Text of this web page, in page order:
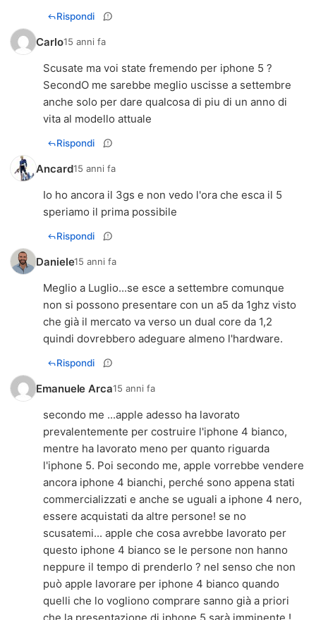
Rispondi
Carlo15 anni fa
Scusate ma voi state fremendo per iphone 5 ?
SecondO me sarebbe meglio uscisse a settembre
anche solo per dare qualcosa di piu di un anno di
vita al modello attuale
Rispondi
Ancard15 anni fa
Io ho ancora il 3gs e non vedo l'ora che esca il 5
speriamo il prima possibile
Rispondi
Daniele15 anni fa
Meglio a Luglio...se esce a settembre comunque
non si possono presentare con un a5 da 1ghz visto
che già il mercato va verso un dual core da 1,2
quindi dovrebbero adeguare almeno l'hardware.
Rispondi
Emanuele Arca15 anni fa
secondo me ...apple adesso ha lavorato
prevalentemente per costruire l'iphone 4 bianco,
mentre ha lavorato meno per quanto riguarda
l'iphone 5. Poi secondo me, apple vorrebbe vendere
ancora iphone 4 bianchi, perché sono appena stati
commercializzati e anche se uguali a iphone 4 nero,
essere acquistati da altre persone! se no
scusatemi... apple che cosa avrebbe lavorato per
questo iphone 4 bianco se le persone non hanno
neppure il tempo di prenderlo ? nel senso che non
può apple lavorare per iphone 4 bianco quando
quelli che lo vogliono comprare sanno già a priori